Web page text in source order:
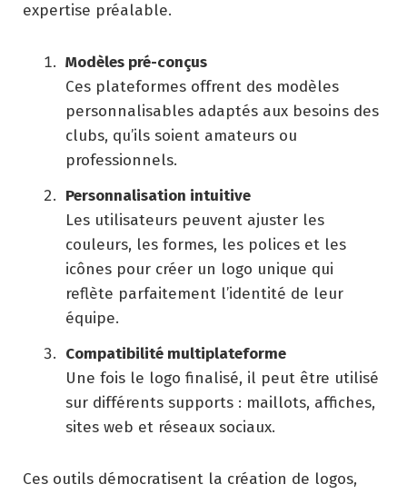
expertise préalable.
Modèles pré-conçus
Ces plateformes offrent des modèles
personnalisables adaptés aux besoins des
clubs, qu’ils soient amateurs ou
professionnels.
Personnalisation intuitive
Les utilisateurs peuvent ajuster les
couleurs, les formes, les polices et les
icônes pour créer un logo unique qui
reflète parfaitement l’identité de leur
équipe.
Compatibilité multiplateforme
Une fois le logo finalisé, il peut être utilisé
sur différents supports : maillots, affiches,
sites web et réseaux sociaux.
Ces outils démocratisent la création de logos,